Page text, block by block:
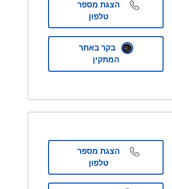
הצגת מספר
טלפון
בקר באתר
המתקין
הצגת מספר
טלפון